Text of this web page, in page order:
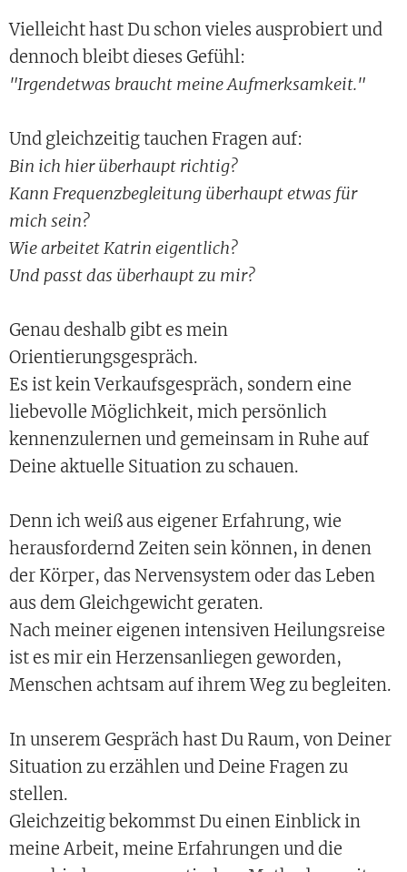
Vielleicht hast Du schon vieles ausprobiert und
dennoch bleibt dieses Gefühl:
"Irgendetwas braucht meine Aufmerksamkeit."
Und gleichzeitig tauchen Fragen auf:
Bin ich hier überhaupt richtig?
Kann Frequenzbegleitung überhaupt etwas für
mich sein?
Wie arbeitet Katrin eigentlich?
Und passt das überhaupt zu mir?
Genau deshalb gibt es mein
Orientierungsgespräch.
Es ist kein Verkaufsgespräch, sondern eine
liebevolle Möglichkeit, mich persönlich
kennenzulernen und gemeinsam in Ruhe auf
Deine aktuelle Situation zu schauen.
Denn ich weiß aus eigener Erfahrung, wie
herausfordernd Zeiten sein können, in denen
der Körper, das Nervensystem oder das Leben
aus dem Gleichgewicht geraten.
Nach meiner eigenen intensiven Heilungsreise
ist es mir ein Herzensanliegen geworden,
Menschen achtsam auf ihrem Weg zu begleiten.
In unserem Gespräch hast Du Raum, von Deiner
Situation zu erzählen und Deine Fragen zu
stellen.
Gleichzeitig bekommst Du einen Einblick in
meine Arbeit, meine Erfahrungen und die